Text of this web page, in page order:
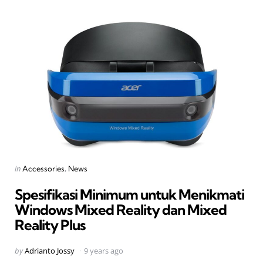
Categories
Posted
inAccessories News
Spesifikasi Minimum untuk Menikmati
Windows Mixed Reality dan Mixed
Reality Plus
Posted
byAdrianto Jossy 9 years ago